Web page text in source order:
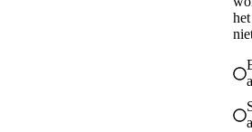
het